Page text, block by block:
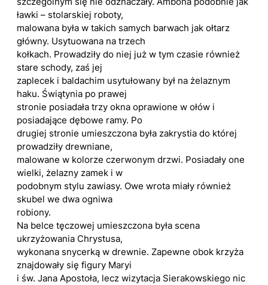
ławki – stolarskiej roboty,
malowana była w takich samych barwach jak ołtarz
główny. Usytuowana na trzech
kołkach. Prowadziły do niej już w tym czasie również
stare schody, zaś jej
zaplecek i baldachim usytułowany był na żelaznym
haku. Świątynia po prawej
stronie posiadała trzy okna oprawione w ołów i
posiadające dębowe ramy. Po
drugiej stronie umieszczona była zakrystia do której
prowadziły drewniane,
malowane w kolorze czerwonym drzwi. Posiadały one
wielki, żelazny zamek i w
podobnym stylu zawiasy. Owe wrota miały również
skubel we dwa ogniwa
robiony.
Na belce tęczowej umieszczona była scena
ukrzyżowania Chrystusa,
wykonana snycerką w drewnie. Zapewne obok krzyża
znajdowały się figury Maryi
i św. Jana Apostoła, lecz wizytacja Sierakowskiego nic